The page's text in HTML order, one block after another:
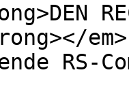
RS-